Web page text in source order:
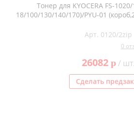
Тонер для KYOCERA FS-
18/100/130/140/170)/PYU-01
Арт. 0120/2zip
0
26082 p/ шт.
Сделать